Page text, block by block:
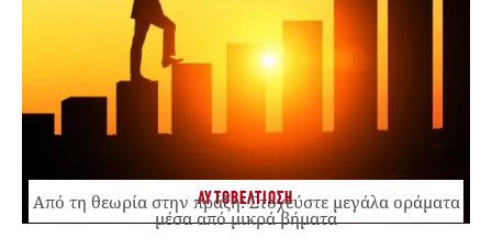
ΑΥΤΟΒΕΛΤΙΩΣΗ
Από τη θεωρία στην πράξη: Στοχεύστε μεγάλα οράματα
μέσα από μικρά βήματα